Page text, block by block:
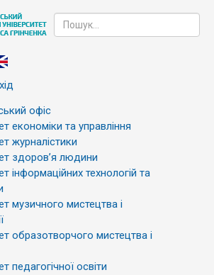
офіс
економіки та управління
журналістики
здоров’я людини
інформаційних технологій та
музичного мистецтва і
образотворчого мистецтва і
педагогічної освіти